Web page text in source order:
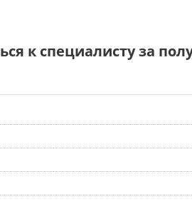
к специалисту за